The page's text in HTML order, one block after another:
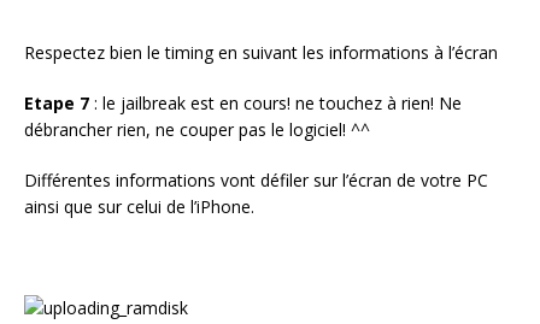
Respectez bien le timing en suivant les informations à l’écran
Etape 7 : le jailbreak est en cours! ne touchez à rien! Ne
débrancher rien, ne couper pas le logiciel! ^^
Différentes informations vont défiler sur l’écran de votre PC
ainsi que sur celui de l’iPhone.